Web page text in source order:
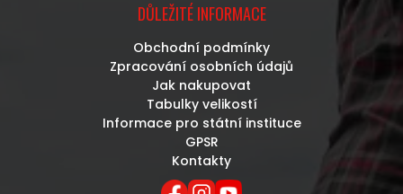
DŮLEŽITÉ INFORMACE
Obchodní podmínky
Zpracování osobních údajů
Jak nakupovat
Tabulky velikostí
Informace pro státní instituce
GPSR
Kontakty